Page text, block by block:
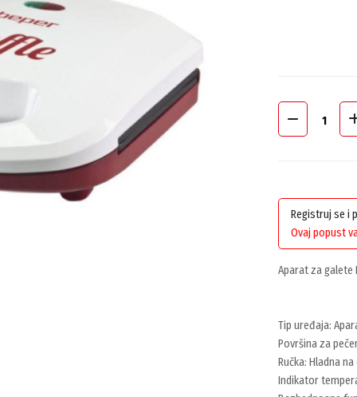
Registruj se i
Ovaj popust
Aparat za galete
Tip uređaja:
Površina za
Ručka: Hladna
Indikator